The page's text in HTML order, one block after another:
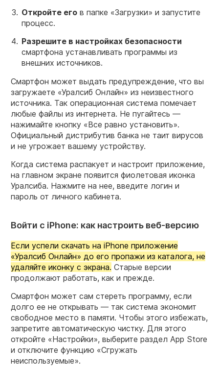
Откройте его в папке «Загрузки» и запустите
процесс.
Разрешите в настройках безопасности
смартфона устанавливать программы из
внешних источников.
Смартфон может выдать предупреждение, что вы
загружаете «Уралсиб Онлайн» из неизвестного
источника. Так операционная система помечает
любые файлы из интернета. Не пугайтесь —
нажимайте кнопку «Все равно установить».
Официальный дистрибутив банка не таит вирусов
и не угрожает вашему устройству.
Когда система распакует и настроит приложение,
на главном экране появится фиолетовая иконка
Уралсиба. Нажмите на нее, введите логин и
пароль от личного кабинета.
Войти с iPhone: как настроить веб-версию
Если успели скачать на iPhone приложение
«Уралсиб Онлайн» до его пропажи из каталога, не
удаляйте иконку с экрана. Старые версии
продолжают работать, как и прежде.
Смартфон может сам стереть программу, если
долго ее не открывать — так система экономит
свободное место в памяти. Чтобы этого избежать,
запретите автоматическую чистку. Для этого
откройте «Настройки», выберите раздел App Store
и отключите функцию «Сгружать
неиспользуемые».